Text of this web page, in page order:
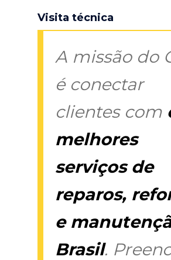
Visita técnica
A missão do
é conectar
clientes com
melhores
serviços de
reparos,
e
Brasil.